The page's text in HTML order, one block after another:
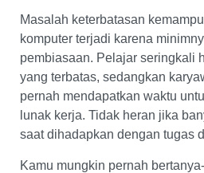
Masalah keterbatasan
komputer terjadi karena
pembiasaan. Pelajar seringkali
yang terbatas, sedangkan
pernah mendapatkan waktu
lunak kerja. Tidak heran jika
saat dihadapkan dengan tugas
Kamu mungkin pernah